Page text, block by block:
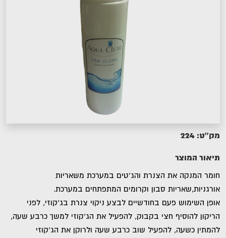
מק''ט: 224
תיאור המוצר
חומר המנקה את הצנרת והג'טים במערכת משאריות
אורגניות,שאריות סבון וקרומים המתפתחים במערכת.
אופן השימוש פעם בחודשיים לבצע ניקוי צנרת בג'קוזי, לפני
הריקון להוסיף חצי בקבוק, להפעיל את הג'קוזי למשך כרבע שעה,
להמתין כשעה, להפעיל שוב כרבע שעה ולרוקן את הג'קוזי